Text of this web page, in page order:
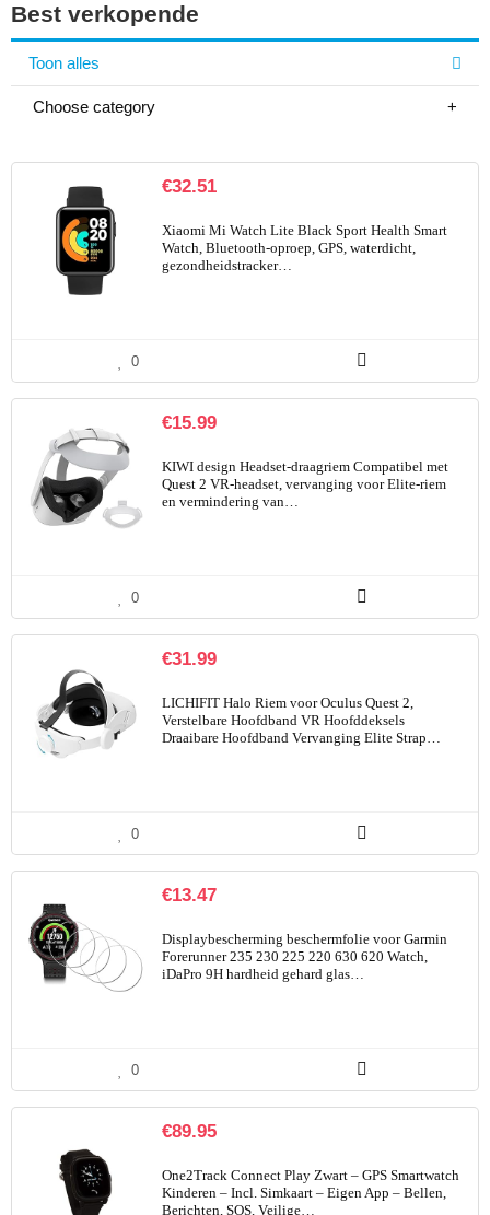
Best verkopende
Toon alles
Choose category
€32.51
Xiaomi Mi Watch Lite Black Sport Health Smart
Watch, Bluetooth-oproep, GPS, waterdicht,
gezondheidstracker…
0
€15.99
KIWI design Headset-draagriem Compatibel met
Quest 2 VR-headset, vervanging voor Elite-riem
en vermindering van…
0
€31.99
LICHIFIT Halo Riem voor Oculus Quest 2,
Verstelbare Hoofdband VR Hoofddeksels
Draaibare Hoofdband Vervanging Elite Strap…
0
€13.47
Displaybescherming beschermfolie voor Garmin
Forerunner 235 230 225 220 630 620 Watch,
iDaPro 9H hardheid gehard glas…
0
€89.95
One2Track Connect Play Zwart – GPS Smartwatch
Kinderen – Incl. Simkaart – Eigen App – Bellen,
Berichten, SOS, Veilige…